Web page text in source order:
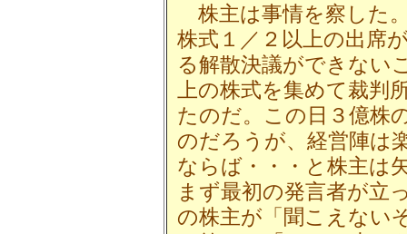
株主は事情を察した
株式１／２以上の出席
る解散決議ができない
上の株式を集めて裁判
たのだ。この日３億株
のだろうが、経営陣は
ならば・・・と株主は
まず最初の発言者が立
の株主が「聞こえない